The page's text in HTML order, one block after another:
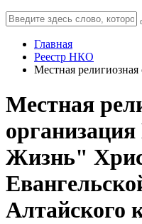
Главная
Реестр НКО
Местная религиозная
Местная
Жизнь"
Алтайского